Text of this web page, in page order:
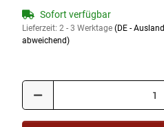
Sofort verfügbar
Lieferzeit: 2 - 3 Werktage (DE - Ausland
abweichend)